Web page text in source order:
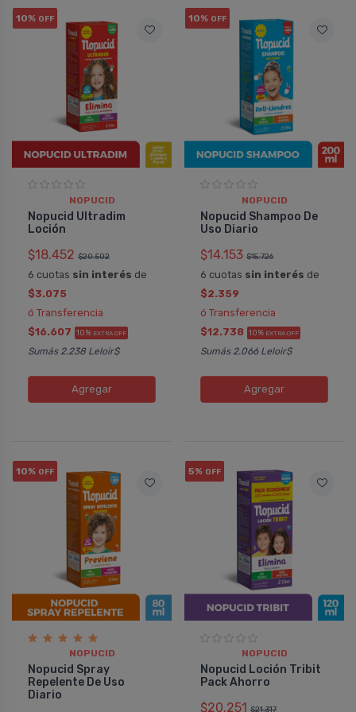
10% OFF
NOPUCID
Nopucid Ultradim
Loción
$18.452 $20.502
6 cuotas sin interés de
$3.075
ó Transferencia
$16.607 10% EXTRA OFF
Sumás 2.238 Leloir$
Agregar
10% OFF
NOPUCID
Nopucid Shampoo De
Uso Diario
$14.153 $15.726
6 cuotas sin interés de
$2.359
ó Transferencia
$12.738 10% EXTRA OFF
Sumás 2.066 Leloir$
Agregar
10% OFF
NOPUCID
Nopucid Spray
Repelente De Uso
Diario
5% OFF
NOPUCID
Nopucid Loción Tribit
Pack Ahorro
$20.251 $21.317